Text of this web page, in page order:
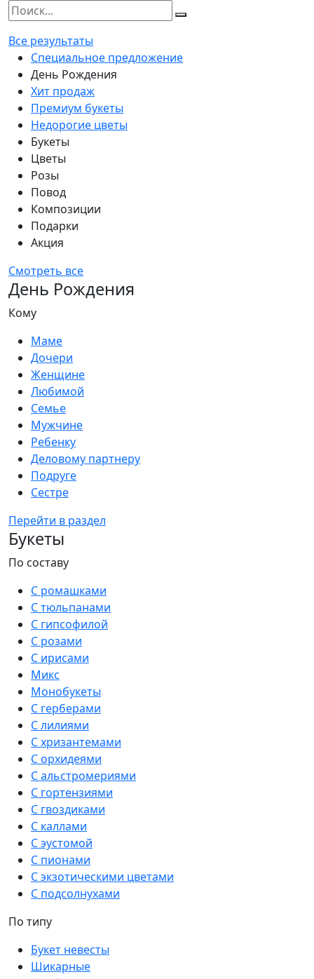
Все результаты
Специальное предложение
День Рождения
Хит продаж
Премиум букеты
Недорогие цветы
Букеты
Цветы
Розы
Повод
Композиции
Подарки
Акция
Смотреть все
День Рождения
Кому
Маме
Дочери
Женщине
Любимой
Семье
Мужчине
Ребенку
Деловому партнеру
Подруге
Сестре
Перейти в раздел
Букеты
По составу
С ромашками
С тюльпанами
С гипсофилой
С розами
С ирисами
Микс
Монобукеты
С герберами
С лилиями
С хризантемами
С орхидеями
С альстромериями
С гортензиями
С гвоздиками
С каллами
С эустомой
С пионами
С экзотическими цветами
С подсолнухами
По типу
Букет невесты
Шикарные